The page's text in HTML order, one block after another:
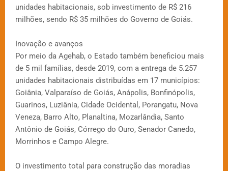
unidades habitacionais, sob investimento de R$ 216
milhões, sendo R$ 35 milhões do Governo de Goiás.
Inovação e avanços
Por meio da Agehab, o Estado também beneficiou mais
de 5 mil famílias, desde 2019, com a entrega de 5.257
unidades habitacionais distribuídas em 17 municípios:
Goiânia, Valparaíso de Goiás, Anápolis, Bonfinópolis,
Guarinos, Luziânia, Cidade Ocidental, Porangatu, Nova
Veneza, Barro Alto, Planaltina, Mozarlândia, Santo
Antônio de Goiás, Córrego do Ouro, Senador Canedo,
Morrinhos e Campo Alegre.
O investimento total para construção das moradias